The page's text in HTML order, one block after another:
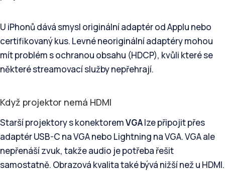
U iPhonů dává smysl originální adaptér od Applu nebo
certifikovaný kus. Levné neoriginální adaptéry mohou
mít problém s ochranou obsahu (HDCP), kvůli které se
některé streamovací služby nepřehrají.
Když projektor nemá HDMI
Starší projektory s konektoremVGAlze připojit přes
adaptér USB-C na VGA nebo Lightning na VGA. VGA ale
nepřenáší zvuk, takže audio je potřeba řešit
samostatně. Obrazová kvalita také bývá nižší než u HDMI.